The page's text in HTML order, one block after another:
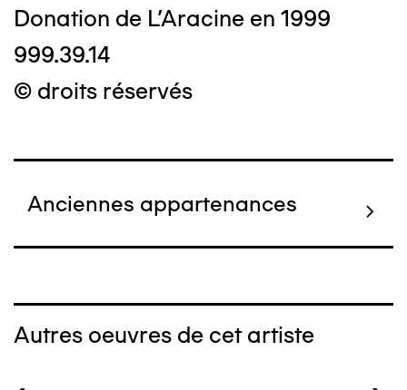
Donation de L'Aracine en 1999
999.39.14
© droits réservés
Anciennes appartenances
Autres oeuvres de cet artiste